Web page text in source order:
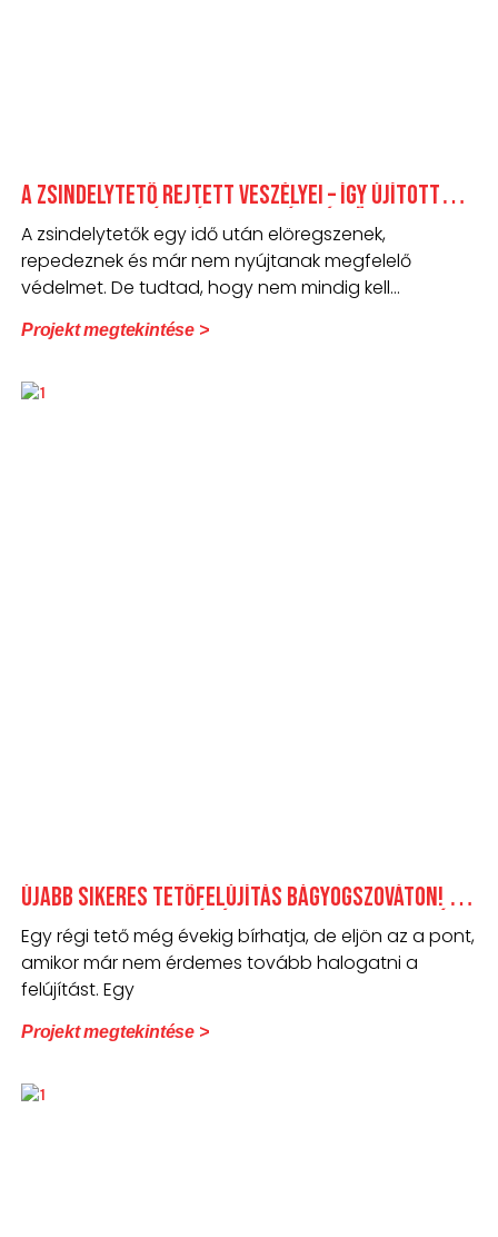
A zsindelytető rejtett veszélyei – Így újítottuk
fel ezt a családi házat bontás nélkül!
A zsindelytetők egy idő után elöregszenek,
repedeznek és már nem nyújtanak megfelelő
védelmet. De tudtad, hogy nem mindig kell
Projekt megtekintése >
Újabb sikeres tetőfelújítás Bágyogszováton! –
Cserepeslemezzel új életet adtunk egy családi
háznak.
Egy régi tető még évekig bírhatja, de eljön az a pont,
amikor már nem érdemes tovább halogatni a
felújítást. Egy
Projekt megtekintése >